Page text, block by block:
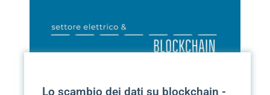
Lo scambio dei dati su blockchain -